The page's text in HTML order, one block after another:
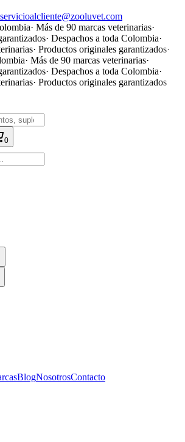
servicioalcliente@zooluvet.com
· Más de 90 marcas veterinarias·
· Despachos a toda Colombia·
· Productos originales garantizados·
· Más de 90 marcas veterinarias·
· Despachos a toda Colombia·
· Productos originales garantizados
0
BlogNosotrosContacto